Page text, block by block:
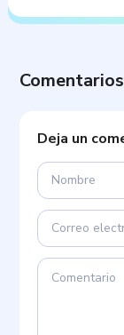
Comentarios
Deja un